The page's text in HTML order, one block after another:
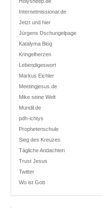
Holysheep.de
Internetmissionar.de
Jetzt und hier
Jürgens Dschungelpage
Katalyma Blog
Kringelherzen
Lebendigeswort
Markus Eichler
Meetingjesus.de
Mike seine Welt
Mundil.de
pdh-ichtys
Prophetenschule
Sieg des Kreuzes
Tägliche Andachten
Trust Jesus
Twitter
Wo ist Gott